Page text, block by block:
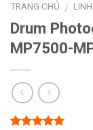
TRANG CHỦ /
Drum
MP7500-